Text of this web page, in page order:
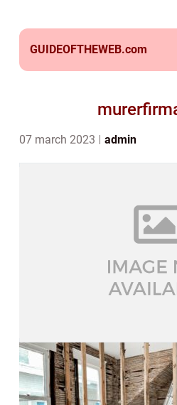
GUIDEOFTHEWEB.com
07 march 2023 admin